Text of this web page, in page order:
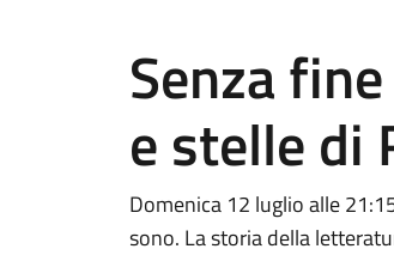
Senza
e stelle di
Domenica 12 luglio alle
sono. La storia della